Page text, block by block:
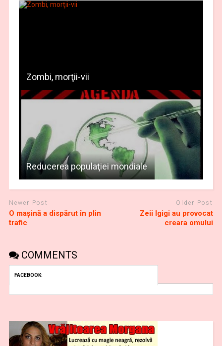
Zombi, morţii-vii
Reducerea populaţiei mondiale
Newer Post
O maşină a dispărut în plin
trafic
Older Post
Zeii Igigi au provocat
creara omului
COMMENTS
FACEBOOK: